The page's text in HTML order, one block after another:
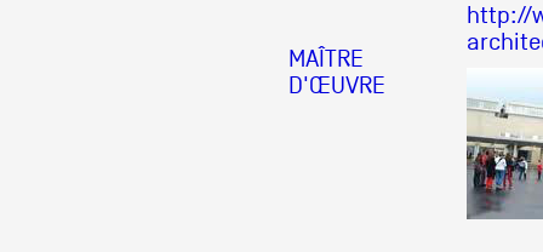
Documentation
Visites d'ateliers
Production vidéo
MAÎTRE
D'ŒUVRE
http://